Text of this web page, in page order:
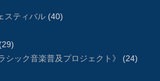
スティバル (40)
(29)
ック音楽普及プロジェクト》
(24)